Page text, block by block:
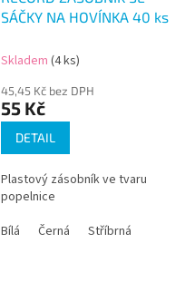
SÁČKY NA HOVÍNKA 40 ks
Skladem (4 ks)
45,45 Kč bez DPH
55 Kč
DETAIL
Plastový zásobník ve tvaru
popelnice
Bílá
Černá Stříbrná